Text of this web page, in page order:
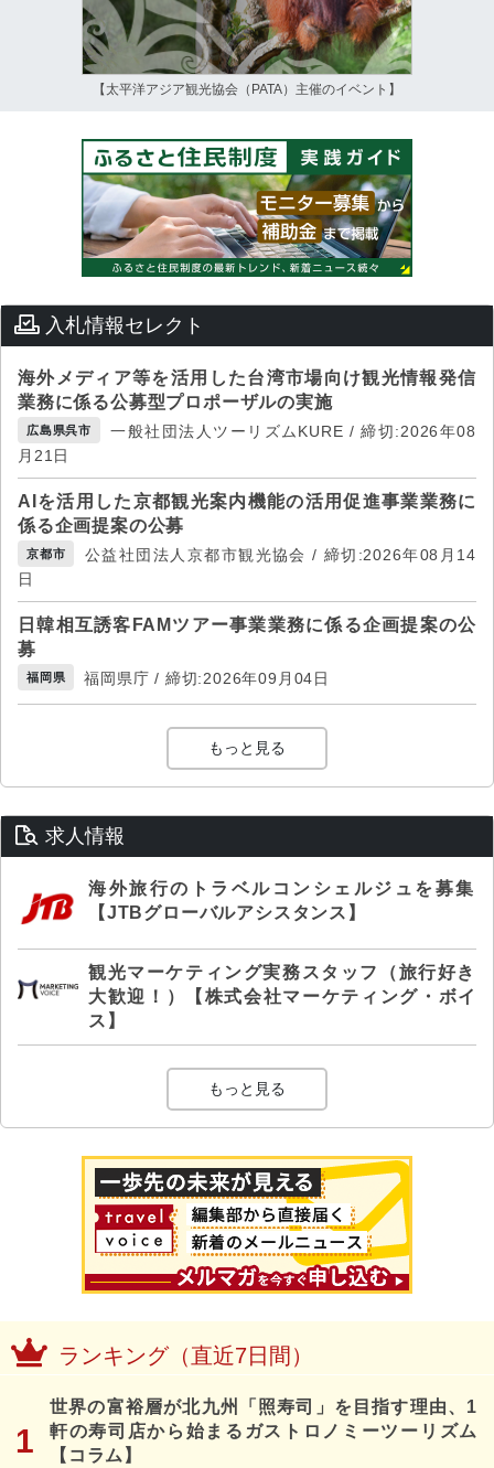
【太平洋アジア観光協会（PATA）主催のイベント】
入札情報セレクト
海外メディア等を活用した台湾市場向け観光情報発信
業務に係る公募型プロポーザルの実施
広島県呉市
一般社団法人ツーリズムKURE / 締切:2026年08
月21日
AIを活用した京都観光案内機能の活用促進事業業務に
係る企画提案の公募
京都市
公益社団法人京都市観光協会 / 締切:2026年08月14
日
日韓相互誘客FAMツアー事業業務に係る企画提案の公
募
福岡県 福岡県庁 / 締切:2026年09月04日
もっと見る
求人情報
海外旅行のトラベルコンシェルジュを募集
【JTBグローバルアシスタンス】
観光マーケティング実務スタッフ（旅行好き
大歓迎！）【株式会社マーケティング・ボイ
ス】
もっと見る
ランキング（直近7日間）
世界の富裕層が北九州「照寿司」を目指す理由、1
軒の寿司店から始まるガストロノミーツーリズム
【コラム】